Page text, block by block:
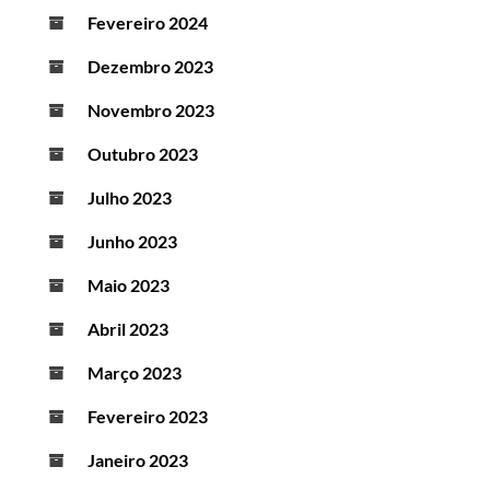
Fevereiro 2024
Dezembro 2023
Novembro 2023
Outubro 2023
Julho 2023
Junho 2023
Maio 2023
Abril 2023
Março 2023
Fevereiro 2023
Janeiro 2023